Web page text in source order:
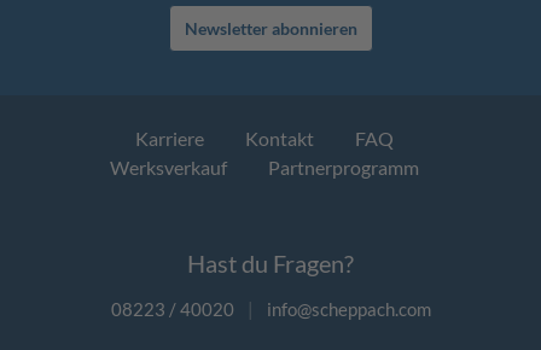
Newsletter abonnieren
Karriere Kontakt
FAQ
Werksverkauf
Partnerprogramm
Hast du Fragen?
08223 / 40020 | info@scheppach.com